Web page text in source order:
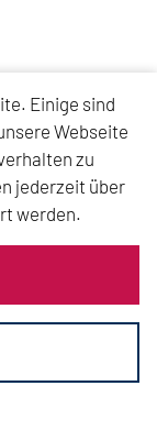
Einige sind
Webseite
zu
jederzeit über
werden.